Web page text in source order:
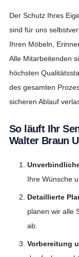
Der Schutz Ihres
sind für uns
Ihren Möbeln,
Alle Mitarbeitenden
höchsten
des gesamten
sicheren Ablauf
So läuft Ihr
Walter Braun
Ihre Wünsche
Detaillierte
planen wir alle
ab.
Vorbereitung